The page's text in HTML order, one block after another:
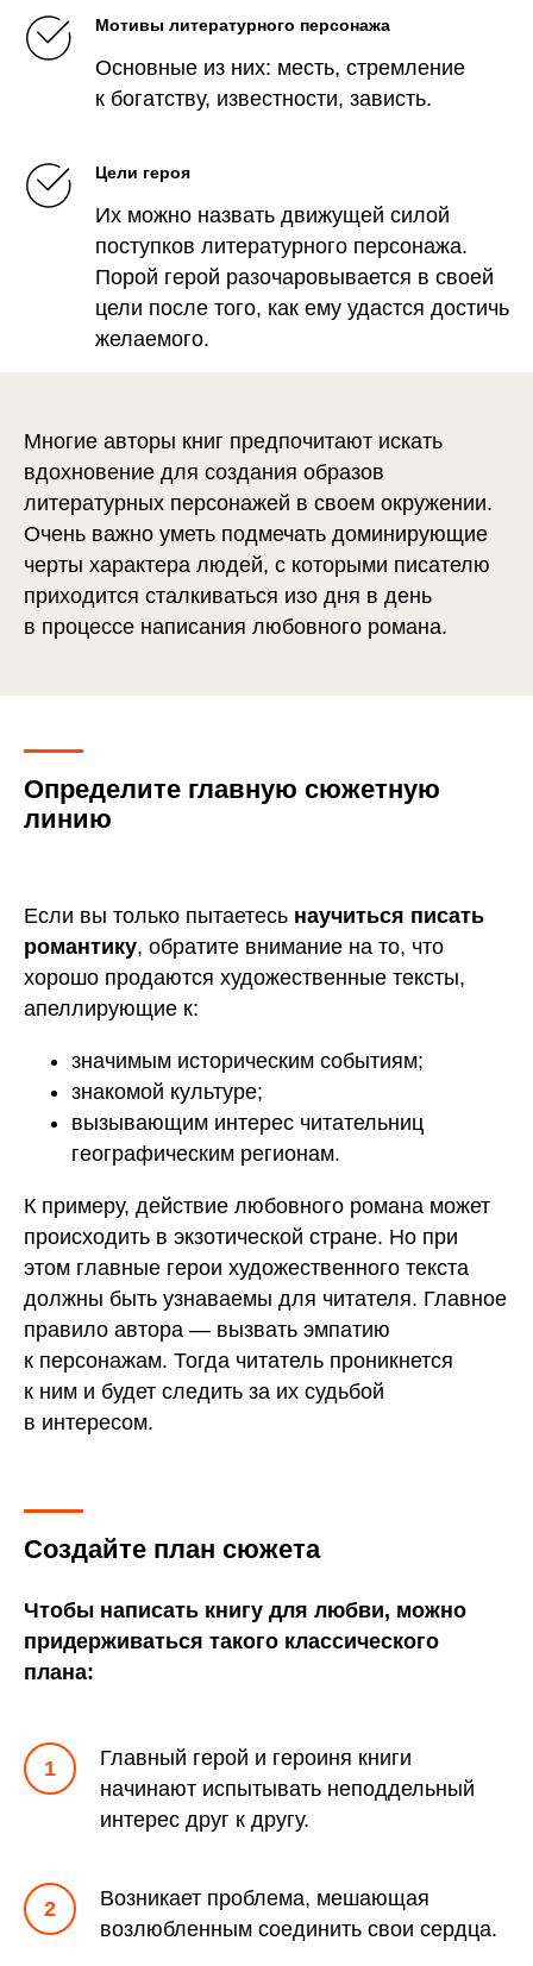
Мотивы литературного персонажа
Основные из них: месть, стремление
к богатству, известности, зависть.
Цели героя
Их можно назвать движущей силой
поступков литературного персонажа.
Порой герой разочаровывается в своей
цели после того, как ему удастся достичь
желаемого.
Многие авторы книг предпочитают искать
вдохновение для создания образов
литературных персонажей в своем окружении.
Очень важно уметь подмечать доминирующие
черты характера людей, с которыми писателю
приходится сталкиваться изо дня в день
в процессе написания любовного романа.
Определите главную сюжетную
линию
Если вы только пытаетесь научиться писать
романтику, обратите внимание на то, что
хорошо продаются художественные тексты,
апеллирующие к:
значимым историческим событиям;
знакомой культуре;
вызывающим интерес читательниц
географическим регионам.
К примеру, действие любовного романа может
происходить в экзотической стране. Но при
этом главные герои художественного текста
должны быть узнаваемы для читателя. Главное
правило автора — вызвать эмпатию
к персонажам. Тогда читатель проникнется
к ним и будет следить за их судьбой
в интересом.
Создайте план сюжета
Чтобы написать книгу для любви, можно
придерживаться такого классического
плана:
Главный герой и героиня книги
начинают испытывать неподдельный
интерес друг к другу.
Возникает проблема, мешающая
возлюбленным соединить свои сердца.